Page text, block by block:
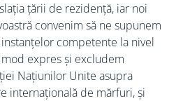
țării de rezidență, iar noi
convenim să ne supunem
competente la nivel
expres și excludem
Națiunilor Unite asupra
internațională de mărfuri, și